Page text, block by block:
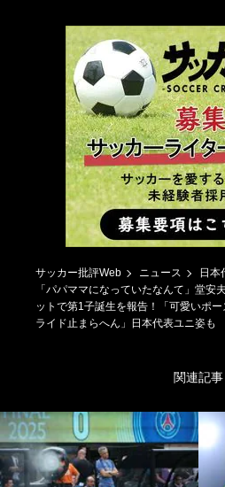
サッカー批評Web ニュース
日本
「パパママになっていたなんて」堂安
ットで第1子誕生を報告！「可愛いポ
ライド止まらへん」日本代表ユニ姿も
関連記事